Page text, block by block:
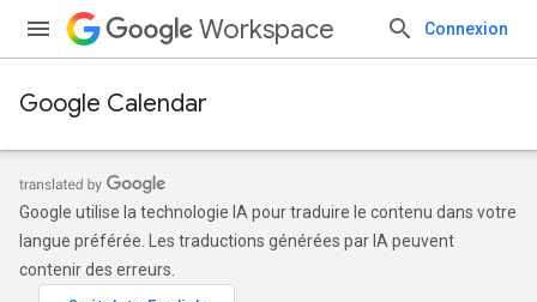
Workspace Connexion
Google Calendar
Google utilise la technologie IA pour traduire le contenu dans votre
langue préférée. Les traductions générées par IA peuvent
contenir des erreurs.